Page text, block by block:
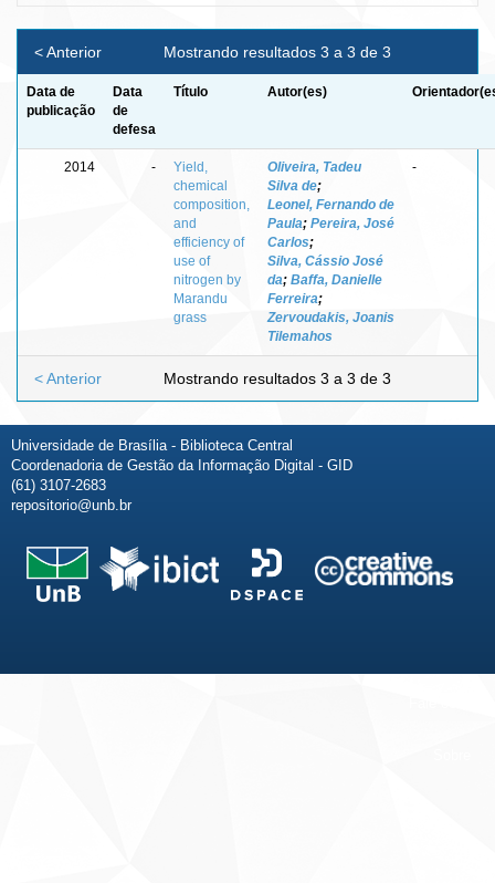
Mostrando resultados 3 a 3 de 3
< Anterior
Data de
publicação
Data
de
defesa
Título Autor(es)
2014 -
Yield,
chemical
composition,
and
efficiency of
use of
nitrogen by
Marandu
grass
Oliveira, Tadeu
Silva de;
Leonel, Fernando de
Paula; Pereira, José
Carlos;
Silva, Cássio José
da; Baffa, Danielle
Ferreira;
Zervoudakis, Joanis
Tilemahos
-
Mostrando resultados 3 a 3 de 3
< Anterior
Universidade de Brasília - Biblioteca Central
Coordenadoria de Gestão da Informação Digital - GID
(61) 3107-2683
repositorio@unb.br